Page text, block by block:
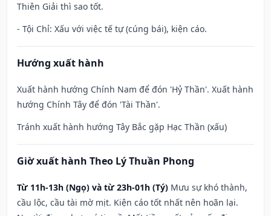
Thiên Giải thì sao tốt.
- Tội Chỉ: Xấu với việc tế tự (cúng bái), kiện cáo.
Hướng xuất hành
Xuất hành hướng Chính Nam để đón 'Hỷ Thần'. Xuất hành
hướng Chính Tây để đón 'Tài Thần'.
Tránh xuất hành hướng Tây Bắc gặp Hạc Thần (xấu)
Giờ xuất hành Theo Lý Thuần Phong
Từ 11h-13h (Ngọ) và từ 23h-01h (Tý) Mưu sự khó thành,
cầu lộc, cầu tài mờ mịt. Kiện cáo tốt nhất nên hoãn lại.